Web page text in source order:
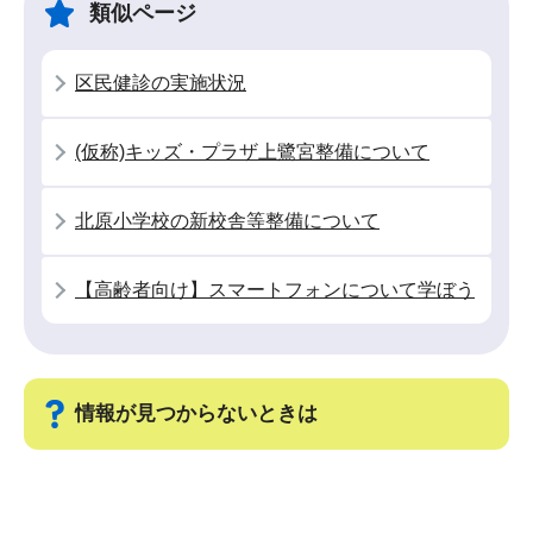
類似ページ
区民健診の実施状況
(仮称)キッズ・プラザ上鷺宮整備について
北原小学校の新校舎等整備について
【高齢者向け】スマートフォンについて学ぼう
情報が見つからないときは